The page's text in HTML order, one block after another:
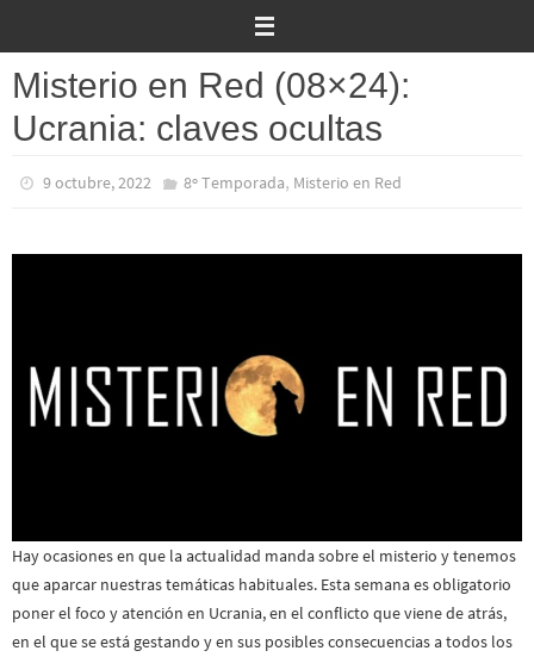
contenido
Misterio en Red (08×24):
Ucrania: claves ocultas
9 octubre, 2022 8º Temporada, Misterio en Red
Hay ocasiones en que la actualidad manda sobre el misterio y tenemos
que aparcar nuestras temáticas habituales. Esta semana es obligatorio
poner el foco y atención en Ucrania, en el conflicto que viene de atrás,
en el que se está gestando y en sus posibles consecuencias a todos los